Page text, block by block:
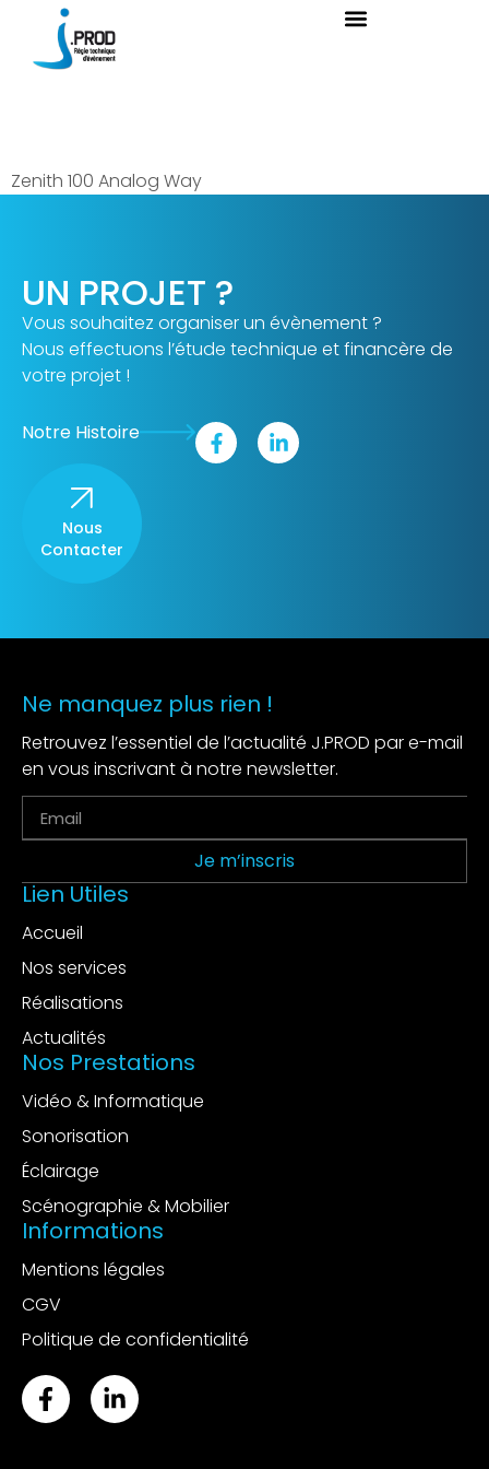
Zenith 100 Analog Way
UN PROJET ?
Vous souhaitez organiser un évènement ?
Nous effectuons l’étude technique et financère de
votre projet !
Notre Histoire
Nous
Contacter
Ne manquez plus rien !
Retrouvez l’essentiel de l’actualité J.PROD par e-mail
en vous inscrivant à notre newsletter.
Je m’inscris
Lien Utiles
Accueil
Nos services
Réalisations
Actualités
Nos Prestations
Vidéo & Informatique
Sonorisation
Éclairage
Scénographie & Mobilier
Informations
Mentions légales
CGV
Politique de confidentialité